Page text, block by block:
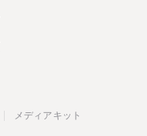
メディアキット